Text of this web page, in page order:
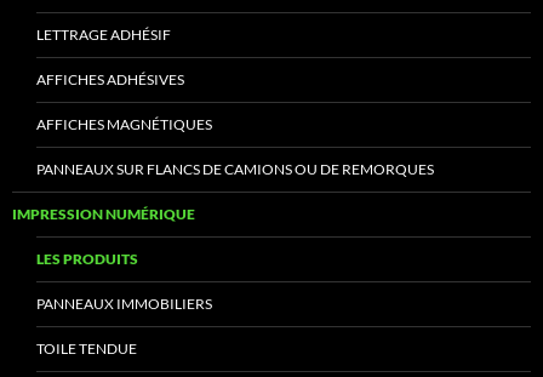
LETTRAGE ADHÉSIF
AFFICHES ADHÉSIVES
AFFICHES MAGNÉTIQUES
PANNEAUX SUR FLANCS DE CAMIONS OU DE REMORQUES
IMPRESSION NUMÉRIQUE
LES PRODUITS
PANNEAUX IMMOBILIERS
TOILE TENDUE